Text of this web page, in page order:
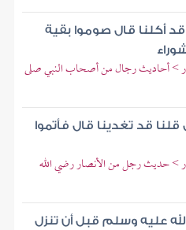
قد أكلنا قال صوموا بقية
> أحاديث رجال من أصحاب النبي صلى
قد تغدينا قال فأتموا
> حديث رجل من الأنصار رضي الله
عليه وسلم قبل أن تنزل